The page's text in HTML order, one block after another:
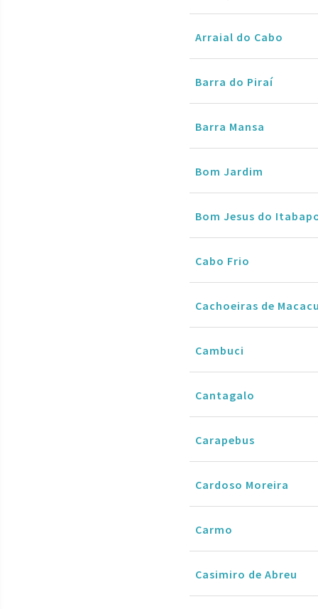
Arraial do Cabo
Barra do Piraí
Barra Mansa
Bom Jardim
Bom Jesus do
Cabo Frio
Cachoeiras de
Cambuci
Cantagalo
Carapebus
Cardoso Moreira
Carmo
Casimiro de Abreu